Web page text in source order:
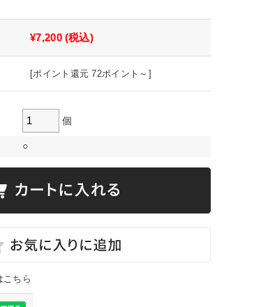
¥7,200 (税込)
[ポイント還元 72ポイント～]
個
○
こちら